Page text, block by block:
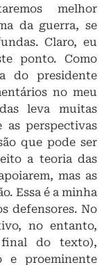
melhor
da guerra, se
Claro, eu
ponto. Como
do presidente
no meu
leva muitas
as perspectivas
que pode ser
a teoria das
mas as
Essa é a minha
defensores. No
no entanto,
do texto),
e proeminente